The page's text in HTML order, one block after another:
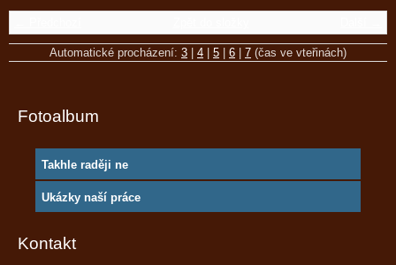
Automatické procházení: 3 4 5 6 7 (čas ve vteřinách)
Fotoalbum
Takhle raději ne
Ukázky naší práce
Kontakt